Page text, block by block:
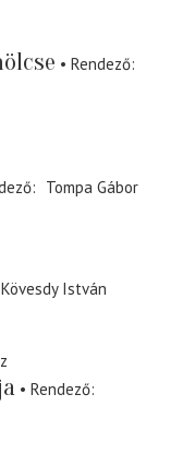
Rendező
Tompa Gábor
Kövesdy István
Rendező